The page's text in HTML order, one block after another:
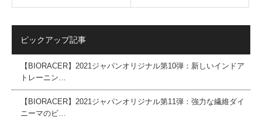
ピックアップ記事
【BIORACER】2021ジャパンオリジナル第10弾：新しいインドア
トレーニン…
【BIORACER】2021ジャパンオリジナル第11弾：強力な繊維ダイ
ニーマのビ…